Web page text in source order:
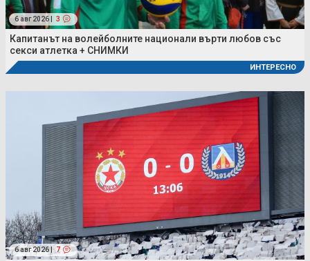
6 авг 2026 | 3
Капитанът на волейболните национали върти любов със
секси атлетка + СНИМКИ
ИНТЕРЕСНО
6 авг 2026 | 7